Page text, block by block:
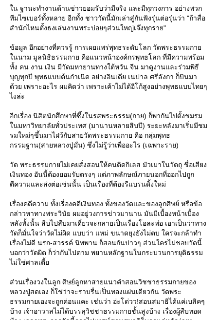
น ฐานะทำงานด้านข่าวยอมรับว่ามีจริง และมีทุกวงการ อย่างพวก
ทีมไซเบอร์ทั้งหลาย อีกทั้ง ชาววัดนี้มักเล่าสู่กันฟังรุ่นต่อรุ่นว่า "ถ้าสื่อ
สำนักไหนตั้งธงเล่นงานพระบ่อยๆส่วนใหญ่เจ๊งทุกราย"
ข้อมูล อีกอย่างที่ควรรู้ การเผยแพร่พุทธระดับโลก วัดพระธรรมกา
นนาม มูลนิธิธรรมกาย คือแนวหน้าองค์กรพุทธโลก ที่มีความพร้อม
ทั้ง คน งาน เงิน มีวัดมหายานทางใต้หวัน จีน มาดูงานและร่วมพิธี
บุญทุกปี พุทธแบบต้นกำเนิด อย่างอินเดีย เนปาล ศรีลังกา ก็บินมา
ด้วย เพราะอะไร ผมคิดว่า เพราะเค้าไม่ได้อีโก้สูงอย่างพุทธแบบไทยๆ
ไงล่ะ
อีกเรื่อง นิสิตนักศึกษาที่ซึ้งในรสพระธรรม(กาย) ก็พากันไปตั้งชมรม
นมหาวิทยาลัยทั่วประเทศ (มานานหลายสิบปี) ระยะหลังมาเริ่มมีชม
รมใหม่ๆขึ้นมาไฝว้กับสายวัดพระธรรมกาย คือ กลุ่มพุทธ
กรรมฐาน(สายหลวงปู่มั่น) ซึ่งไม่รู้ว่าเพื่ออะไร (เฉพาะราย)
วัด พระธรรมกายไม่เคยสั่งสอนให้คนติดกิเลส มัวเมาในวัตถุ ชื่อเสียง
เงินทอง อันนี้ต้องยอมรับตรงๆ แต่ภาพลักษณ์ภายนอกที่ออกไปถูก
ตีความและส่งต่อเช่นนั้น เป็นเรื่องที่ต้องรีแบรนดิ้งใหม่
เรื่องคดีความ ทั้งเรื่องคดีเงินทอง ทั้งของวัดและของลูกศิษย์ หรือข้อ
กล่าวหาทางพระวินัย ผมอยู่วงการข่าวมานาน มันมีเบื้องหน้าเบื้อง
หลังทั้งนั้น สืบไปสืบมาเดี๋ยวจะกลายเป็นเรื่องโอละพ่อ เอาเป็นว่าทาง
วัดก็มั่นใจว่าวัดไม่ผิด แบบว่า แหม่ ขนาดยุงยังไม่ตบ ใครจะกล้าทำ
เรื่องไม่ดี นรก-สวรรค์ นิพพาน ก็สอนกันปาวๆ ส่วนใครไม่ชอบวัดนี้
บอกว่าวัดผิด ก็ว่ากันไปตาม พยานหลักฐานในกระบวนการยุติธรรม
ไม่ใช่ศาลเตี้
ส่วนเรื่องวงในลูก ศิษย์ลูกหาสายแนวคำสอนวิชชาธรรมกายของ
หลวงปู่สดเอง ก็ใช่ว่าจะราบรื่นเป็นทองแผ่นเดียวกัน วัดพระ
ธรรมกายเองจะถูกค่อนแคะ เช่นว่า อ่ะโด่วว!สอนสมาธิได้แค่เบสิคๆ
บ้าง เจ้าอาวาสไม่ได้บรรลุวิชชาธรรมกายชั้นสูงบ้าง เรื่องผู้สืบทอด